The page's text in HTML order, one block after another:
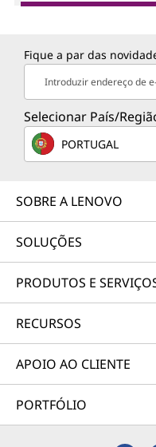
Fique a par das
Introduzir endereço de
Selecionar País/
PORTUGAL
SOBRE A LENOVO
SOLUÇÕES
PRODUTOS E
RECURSOS
APOIO AO CLIENTE
PORTFÓLIO